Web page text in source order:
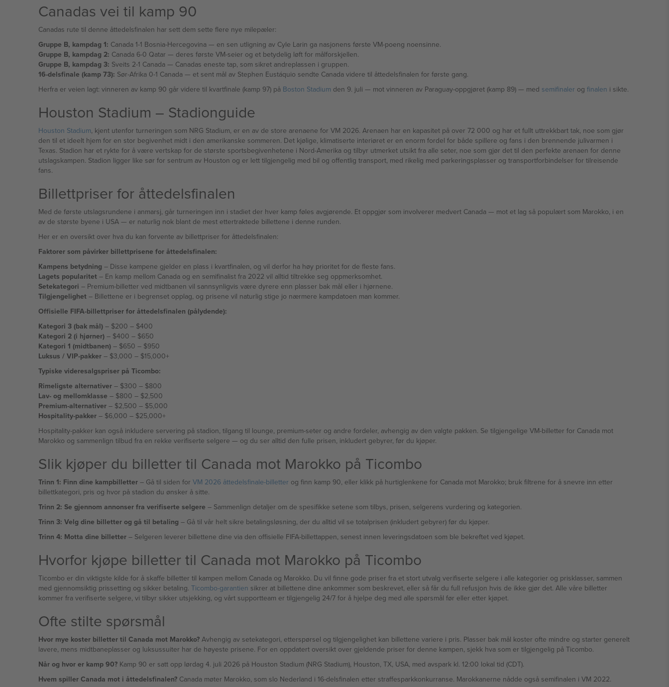
Canadas vei til kamp 90
Canadas rute til denne åttedelsfinalen har sett dem sette flere nye milepæler:
Gruppe B, kampdag 1:
Canada 1-1 Bosnia-Hercegovina — en sen utligning av Cyle Larin ga nasjonens første VM-poeng noensinne.
Gruppe B, kampdag 2:
Canada 6-0 Qatar — deres første VM-seier og et betydelig løft for målforskjellen.
Gruppe B, kampdag 3:
Sveits 2-1 Canada — Canadas eneste tap, som sikret andreplassen i gruppen.
16-delsfinale (kamp 73):
Sør-Afrika 0-1 Canada — et sent mål av Stephen Eustáquio sendte Canada videre til åttedelsfinalen for første gang.
Herfra er veien lagt: vinneren av kamp 90 går videre til kvartfinale (kamp 97) på Boston Stadium den 9. juli — mot vinneren av Paraguay-oppgjøret (kamp 89) — med semifinaler og finalen i sikte.
Houston Stadium – Stadionguide
Houston Stadium, kjent utenfor turneringen som NRG Stadium, er en av de store arenaene for VM 2026. Arenaen har en kapasitet på over 72 000 og har et fullt uttrekkbart tak, noe som gjør
den til et ideelt hjem for en stor begivenhet midt i den amerikanske sommeren. Det kjølige, klimatiserte interiøret er en enorm fordel for både spillere og fans i den brennende julivarmen i
Texas. Stadion har et rykte for å være vertskap for de største sportsbegivenhetene i Nord-Amerika og tilbyr utmerket utsikt fra alle seter, noe som gjør det til den perfekte arenaen for denne
utslagskampen. Stadion ligger like sør for sentrum av Houston og er lett tilgjengelig med bil og offentlig transport, med rikelig med parkeringsplasser og transportforbindelser for tilreisende
fans.
Billettpriser for åttedelsfinalen
Med de første utslagsrundene i anmarsj, går turneringen inn i stadiet der hver kamp føles avgjørende. Et oppgjør som involverer medvert Canada — mot et lag så populært som Marokko, i en
av de største byene i USA — er naturlig nok blant de mest ettertraktede billettene i denne runden.
Her er en oversikt over hva du kan forvente av billettpriser for åttedelsfinalen:
Faktorer som påvirker billettprisene for åttedelsfinalen:
Kampens betydning – Disse kampene gjelder en plass i kvartfinalen, og vil derfor ha høy prioritet for de fleste fans.
Lagets popularitet– En kamp mellom Canada og en semifinalist fra 2022 vil alltid tiltrekke seg oppmerksomhet.
Setekategori – Premium-billetter ved midtbanen vil sannsynligvis være dyrere enn plasser bak mål eller i hjørnene.
Tilgjengelighet– Billettene er i begrenset opplag, og prisene vil naturlig stige jo nærmere kampdatoen man kommer.
Offisielle FIFA-billettpriser for åttedelsfinalen (pålydende):
Kategori 3 (bak mål)– $200 – $400
Kategori 2 (i hjørner)– $400 – $650
Kategori 1 (midtbanen)– $650 – $950
Luksus / VIP-pakker– $3,000 – $15,000+
Typiske videresalgspriser på Ticombo:
Rimeligste alternativer– $300 – $800
Lav- og mellomklasse – $800 – $2,500
Premium-alternativer– $2,500 – $5,000
Hospitality-pakker– $6,000 – $25,000+
Hospitality-pakker kan også inkludere servering på stadion, tilgang til lounge, premium-seter og andre fordeler, avhengig av den valgte pakken. Se tilgjengelige VM-billetter for Canada mot
Marokko og sammenlign tilbud fra en rekke verifiserte selgere — og du ser alltid den fulle prisen, inkludert gebyrer, før du kjøper.
Slik kjøper du billetter til Canada mot Marokko på Ticombo
Trinn 1: Finn dine kampbilletter– Gå til siden for VM 2026 åttedelsfinale-billetter og finn kamp 90, eller klikk på hurtiglenkene for Canada mot Marokko; bruk filtrene for å snevre inn etter
billettkategori, pris og hvor på stadion du ønsker å sitte.
Trinn 2: Se gjennom annonser fra verifiserte selgere – Sammenlign detaljer om de spesifikke setene som tilbys, prisen, selgerens vurdering og kategorien.
Trinn 3: Velg dine billetter og gå til betaling – Gå til vår helt sikre betalingsløsning, der du alltid vil se totalprisen (inkludert gebyrer) før du kjøper.
Trinn 4: Motta dine billetter– Selgeren leverer billettene dine via den offisielle FIFA-billettappen, senest innen leveringsdatoen som ble bekreftet ved kjøpet.
Hvorfor kjøpe billetter til Canada mot Marokko på Ticombo
Ticombo er din viktigste kilde for å skaffe billetter til kampen mellom Canada og Marokko. Du vil finne gode priser fra et stort utvalg verifiserte selgere i alle kategorier og prisklasser, sammen
med gjennomsiktig prissetting og sikker betaling. Ticombo-garantien sikrer at billettene dine ankommer som beskrevet, eller så får du full refusjon hvis de ikke gjør det. Alle våre billetter
kommer fra verifiserte selgere, vi tilbyr sikker utsjekking, og vårt supportteam er tilgjengelig 24/7 for å hjelpe deg med alle spørsmål før eller etter kjøpet.
Ofte stilte spørsmål
Hvor mye koster billetter til Canada mot Marokko?Avhengig av setekategori, etterspørsel og tilgjengelighet kan billettene variere i pris. Plasser bak mål koster ofte mindre og starter generelt
lavere, mens midtbaneplasser og luksussuiter har de høyeste prisene. For en oppdatert oversikt over gjeldende priser for denne kampen, sjekk hva som er tilgjengelig på Ticombo.
Når og hvor er kamp 90?Kamp 90 er satt opp lørdag 4. juli 2026 på Houston Stadium (NRG Stadium), Houston, TX, USA, med avspark kl. 12:00 lokal tid (CDT).
Hvem spiller Canada mot i åttedelsfinalen?Canada møter Marokko, som slo Nederland i 16-delsfinalen etter straffesparkkonkurranse. Marokkanerne nådde også semifinalen i VM 2022.